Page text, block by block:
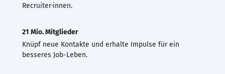
Recruiter·innen.
21 Mio. Mitglieder
Knüpf neue Kontakte und erhalte Impulse für ein
besseres Job-Leben.